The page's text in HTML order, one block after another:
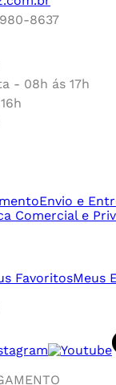
8637
- 08h ás 17h
Envio e
Comercial e
FavoritosMeus